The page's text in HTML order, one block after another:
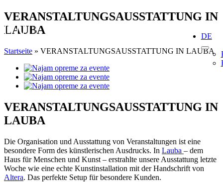
Skip
to
content
DE
VERANSTALTUNGSAUSSTATTUNG IN
LAUBA
Startseite » VERANSTALTUNGSAUSSTATTUNG IN LAUBA
View
Larger
Image
VERANSTALTUNGSAUSSTATTUNG IN
LAUBA
Die Organisation und Ausstattung von Veranstaltungen ist eine
besondere Form des künstlerischen Ausdrucks. In Lauba – dem
Haus für Menschen und Kunst – erstrahlte unsere Ausstattung letzte
Woche wie eine echte Kunstinstallation mit der Handschrift von
Altera. Das perfekte Setup für besondere Kunden.